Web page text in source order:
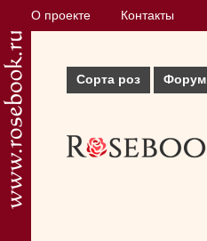
О проекте Контакты
Сорта роз Форум